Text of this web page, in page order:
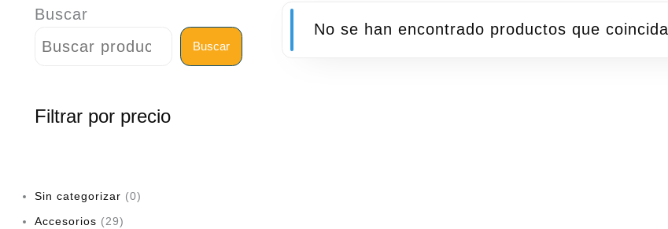
No se han encontrado productos que
Buscar
Buscar
Filtrar por precio
Sin categorizar
0
Accesorios
29